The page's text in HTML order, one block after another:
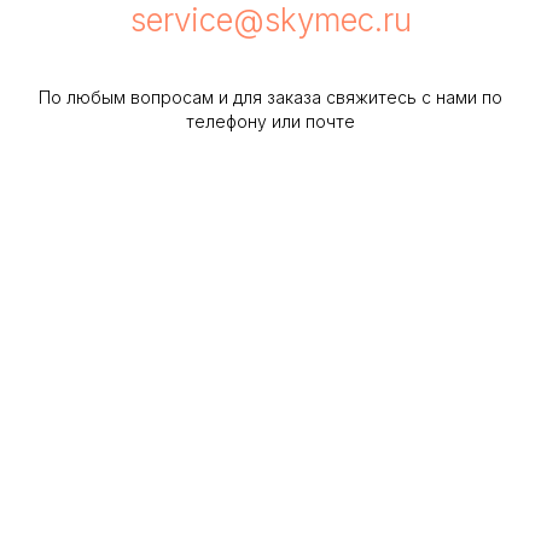
service@skymec.ru
По любым вопросам и для заказа свяжитесь с нами по
телефону или почте